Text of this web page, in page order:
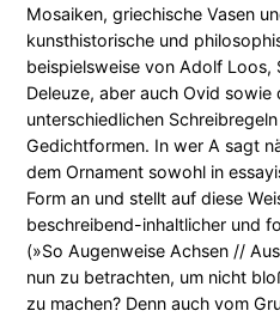
Mosaiken, griechische Vasen
kunsthistorische und
beispielsweise von Adolf Loos,
Deleuze, aber auch Ovid
unterschiedlichen
Gedichtformen. In wer A sagt
dem Ornament sowohl in
Form an und stellt auf diese
beschreibend-inhaltlicher und
(»So Augenweise Achsen //
nun zu betrachten, um nicht
zu machen? Denn auch vom